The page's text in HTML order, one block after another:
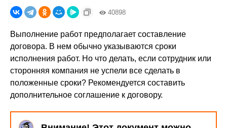
40898
Выполнение работ предполагает составление
договора. В нем обычно указываются сроки
исполнения работ. Но что делать, если сотрудник или
сторонняя компания не успели все сделать в
положенные сроки? Рекомендуется составить
дополнительное соглашение к договору.